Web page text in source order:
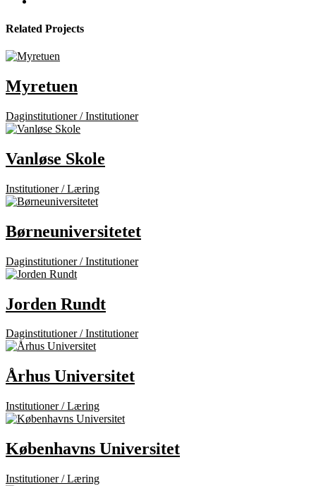
Related Projects
Myretuen
Daginstitutioner / Institutioner
Vanløse Skole
Institutioner / Læring
Børneuniversitetet
Daginstitutioner / Institutioner
Jorden Rundt
Daginstitutioner / Institutioner
Århus Universitet
Institutioner / Læring
Københavns Universitet
Institutioner / Læring